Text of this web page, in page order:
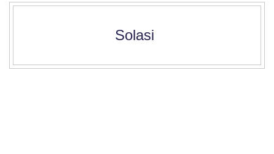
Solasi